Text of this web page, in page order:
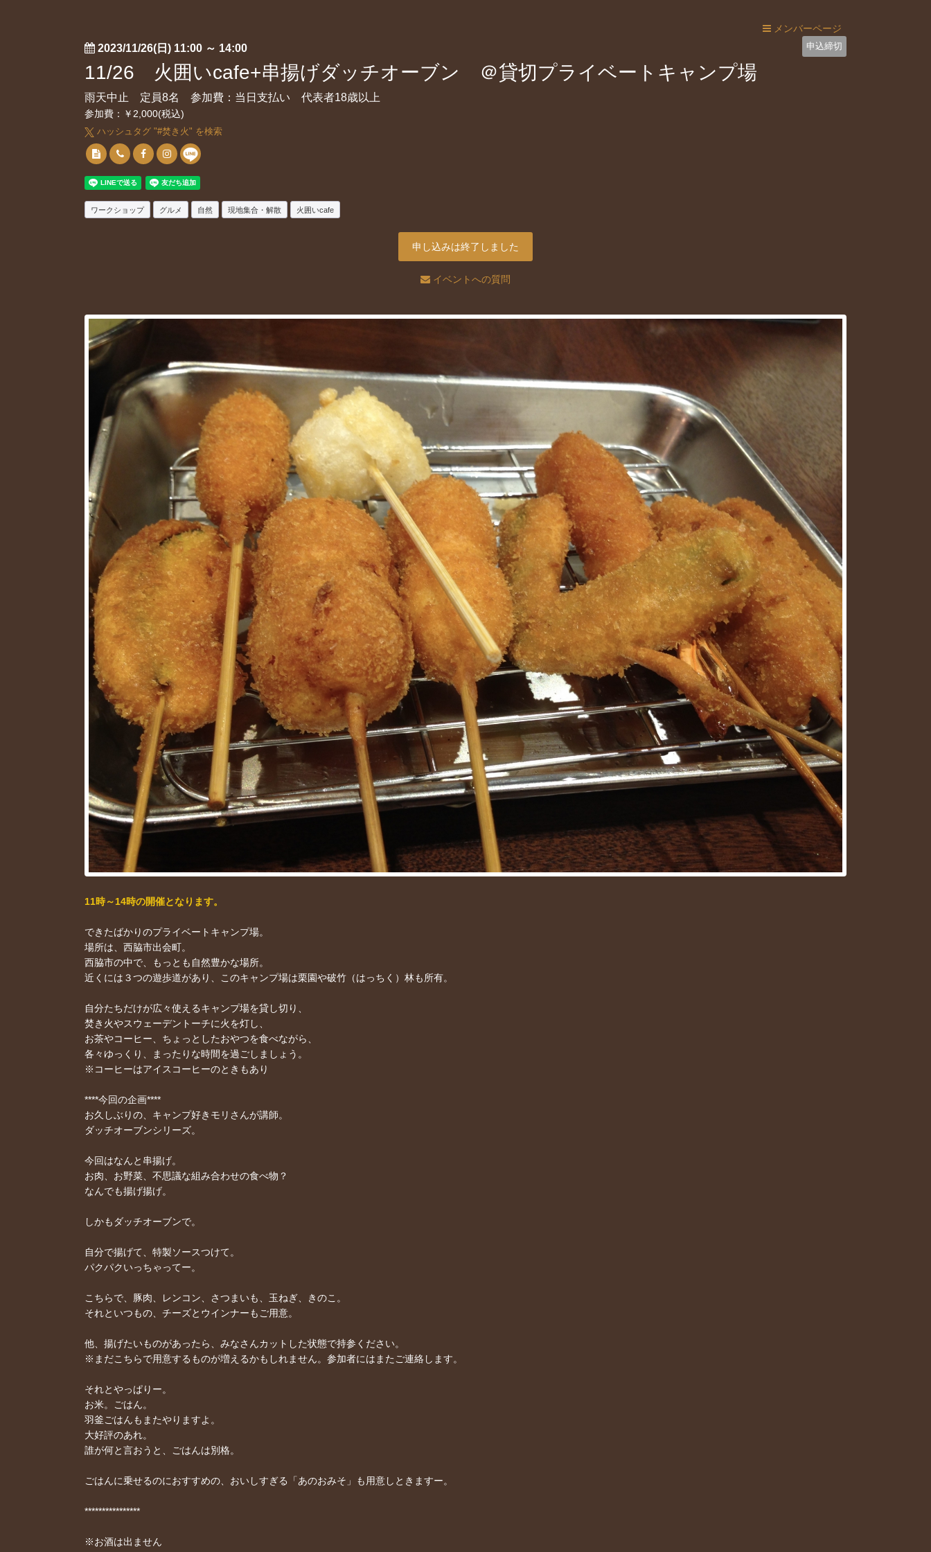
メンバーページ
2023/11/26(日) 11:00 ～ 14:00 申込締切
11/26 火囲いcafe+串揚げダッチオーブン ＠貸切プライベートキャンプ場
雨天中止 定員8名 参加費：当日支払い 代表者18歳以上
参加費：￥2,000(税込)
ハッシュタグ "#焚き火" を検索
ワークショップ グルメ 自然 現地集合・解散 火囲いcafe
申し込みは終了しました
イベントへの質問
11時～14時の開催となります。
できたばかりのプライベートキャンプ場。
場所は、西脇市出会町。
西脇市の中で、もっとも自然豊かな場所。
近くには３つの遊歩道があり、このキャンプ場は栗園や破竹（はっちく）林も所有。
自分たちだけが広々使えるキャンプ場を貸し切り、
焚き火やスウェーデントーチに火を灯し、
お茶やコーヒー、ちょっとしたおやつを食べながら、
各々ゆっくり、まったりな時間を過ごしましょう。
※コーヒーはアイスコーヒーのときもあり
****今回の企画****
お久しぶりの、キャンプ好きモリさんが講師。
ダッチオーブンシリーズ。
今回はなんと串揚げ。
お肉、お野菜、不思議な組み合わせの食べ物？
なんでも揚げ揚げ。
しかもダッチオーブンで。
自分で揚げて、特製ソースつけて。
パクパクいっちゃってー。
こちらで、豚肉、レンコン、さつまいも、玉ねぎ、きのこ。
それといつもの、チーズとウインナーもご用意。
他、揚げたいものがあったら、みなさんカットした状態で持参ください。
※まだこちらで用意するものが増えるかもしれません。参加者にはまたご連絡します。
それとやっぱりー。
お米。ごはん。
羽釜ごはんもまたやりますよ。
大好評のあれ。
誰が何と言おうと、ごはんは別格。
ごはんに乗せるのにおすすめの、おいしすぎる「あのおみそ」も用意しときますー。
****************
※お酒は出ません